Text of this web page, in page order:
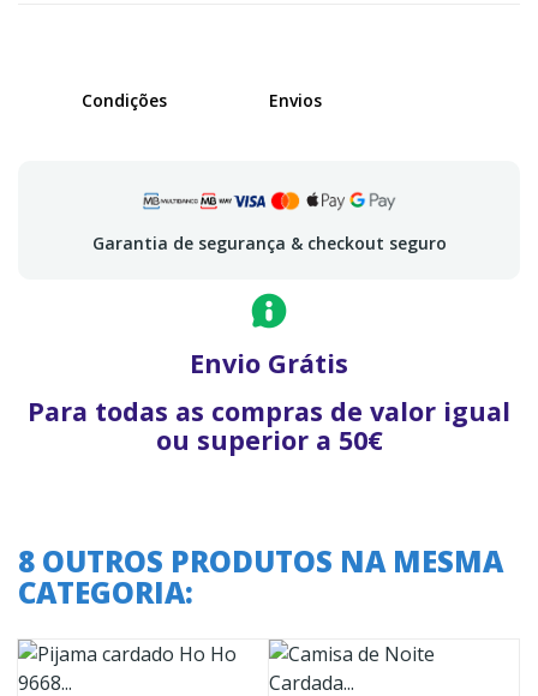
Condições Envios
Garantia de segurança & checkout seguro
Envio Grátis
Para todas as compras de valor igual
ou superior a 50€
8 OUTROS PRODUTOS NA MESMA
CATEGORIA: